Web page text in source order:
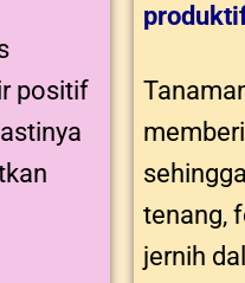
positif
tenang,
jernih